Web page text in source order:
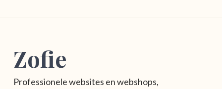
Zofie
Professionele websites en webshops,